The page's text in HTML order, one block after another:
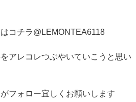
コチラ@LEMONTEA6118
アレコレつぶやいていこうと思い
フォロー宜しくお願いします